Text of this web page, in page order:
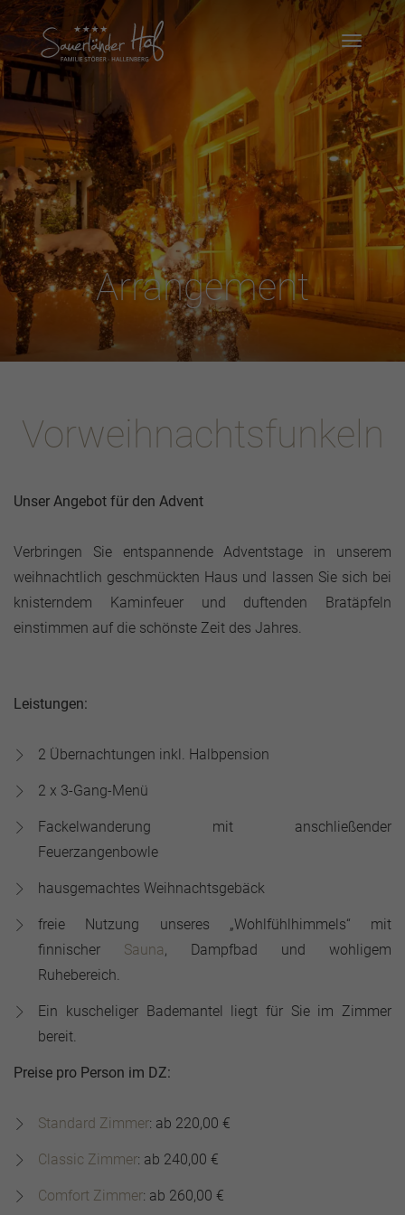
Arrangement
Vorweihnachtsfunkeln
Unser Angebot für den Advent
Verbringen Sie entspannende Adventstage in unserem
weihnachtlich geschmückten Haus und lassen Sie sich bei
knisterndem Kaminfeuer und duftenden Bratäpfeln
einstimmen auf die schönste Zeit des Jahres.
Leistungen:
2 Übernachtungen inkl. Halbpension
2 x 3-Gang-Menü
Fackelwanderung mit anschließender
Feuerzangenbowle
hausgemachtes Weihnachtsgebäck
freie Nutzung unseres „Wohlfühlhimmels“ mit
finnischer Sauna, Dampfbad und wohligem
Ruhebereich.
Ein kuscheliger Bademantel liegt für Sie im Zimmer
bereit.
Preise pro Person im DZ:
Standard Zimmer: ab 220,00 €
Classic Zimmer: ab 240,00 €
Comfort Zimmer: ab 260,00 €